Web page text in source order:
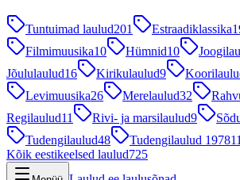
Tuntuimad laulud201 Estraadiklassika
Filmimuusika10 Hümnid10
Jõululaulud16 Kirikulaulud9
Levimuusika26 Merelaulud32
Regilaulud11 Rivi- ja marsilaulud9
Tudengilaulud48 Tudengilaulud 1978
Kõik eestikeelsed laulud725